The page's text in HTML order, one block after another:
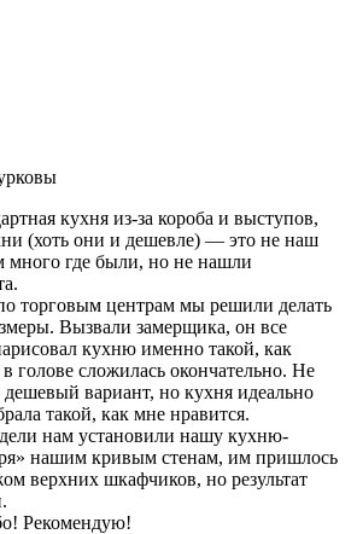
кухня из-за короба и выступов,
(хоть они и дешевле) — это не наш
где были, но не нашли
торговым центрам мы решили делать
Вызвали замерщика, он все
кухню именно такой, как
голове сложилась окончательно. Не
вариант, но кухня идеально
такой, как мне нравится.
нам установили нашу кухню-
нашим кривым стенам, им пришлось
верхних шкафчиков, но результат
Рекомендую!